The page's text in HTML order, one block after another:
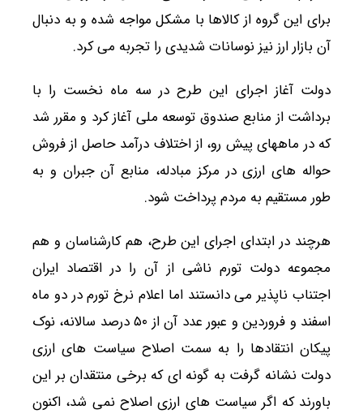
برای این گروه از کالاها با مشکل مواجه شده و به دنبال
آن بازار ارز نیز نوسانات شدیدی را تجربه می کرد.
دولت آغاز اجرای این طرح در سه ماه نخست را با
برداشت از منابع صندوق توسعه ملی آغاز کرد و مقرر شد
که در ماههای پیش رو، از اختلاف درآمد حاصل از فروش
حواله های ارزی در مرکز مبادله، منابع آن جبران و به
طور مستقیم به مردم پرداخت شود.
هرچند در ابتدای اجرای این طرح، هم کارشناسان و هم
مجموعه دولت تورم ناشی از آن را در اقتصاد ایران
اجتناب ناپذیر می دانستند اما اعلام نرخ تورم در دو ماه
اسفند و فروردین و عبور عدد آن از ۵۰ درصد سالانه، نوک
پیکان انتقادها را به سمت اصلاح سیاست های ارزی
دولت نشانه گرفت به گونه ای که برخی منتقدان بر این
باورند که اگر سیاست های ارزی اصلاح نمی شد، اکنون